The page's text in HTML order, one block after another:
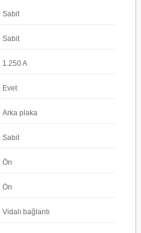
Sabit
Sabit
1.250 A
Evet
Arka plaka
Sabit
Ön
Ön
Vidalı bağlantı